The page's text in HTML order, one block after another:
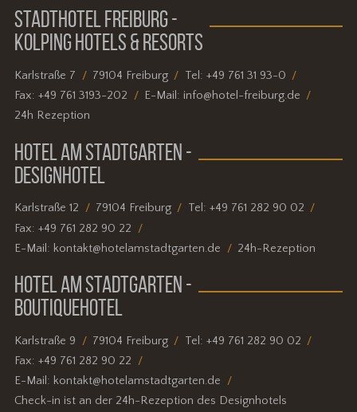
STADTHOTEL FREIBURG -
KOLPING HOTELS & RESORTS
Karlstraße 7 79104 Freiburg Tel: +49 761 31 93-0
Fax:+49 761 3193-202 E-Mail: info@hotel-freiburg.de
24h Rezeption
HOTEL AM STADTGARTEN -
DESIGNHOTEL
Karlstraße 12 79104 Freiburg Tel: +49 761 282 90 02
Fax:+49 761 282 90 22
E-Mail: kontakt@hotelamstadtgarten.de 24h-Rezeption
HOTEL AM STADTGARTEN -
BOUTIQUEHOTEL
Karlstraße 9 79104 Freiburg Tel: +49 761 282 90 02
Fax:+49 761 282 90 22
E-Mail: kontakt@hotelamstadtgarten.de
Check-in ist an der 24h-Rezeption des Designhotels